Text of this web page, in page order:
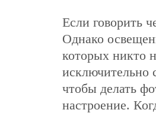
Если говорить
Однако
которых никто
исключительно
чтобы делать
настроение.